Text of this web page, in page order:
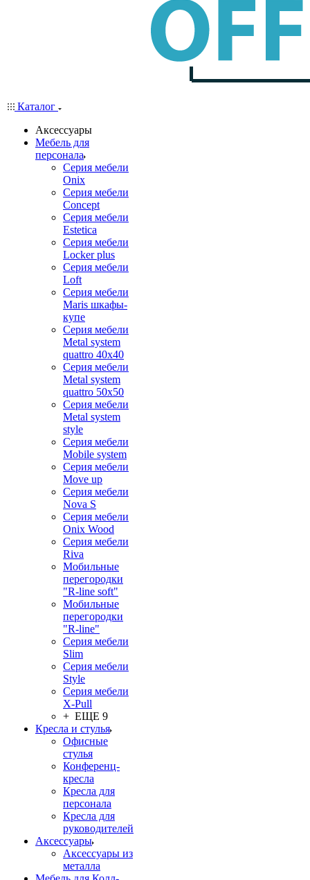
Каталог
Аксессуары
Мебель для
персонала
Серия мебели
Onix
Серия мебели
Concept
Серия мебели
Estetica
Серия мебели
Locker plus
Серия мебели
Loft
Серия мебели
Maris шкафы-
купе
Серия мебели
Metal system
quattro 40x40
Серия мебели
Metal system
quattro 50x50
Серия мебели
Metal system
style
Серия мебели
Mobile system
Серия мебели
Move up
Серия мебели
Nova S
Серия мебели
Onix Wood
Серия мебели
Riva
Мобильные
перегородки
"R-line soft"
Мобильные
перегородки
"R-line"
Серия мебели
Slim
Серия мебели
Style
Серия мебели
X-Pull
+ ЕЩЕ 9
Кресла и стулья
Офисные
стулья
Конференц-
кресла
Кресла для
персонала
Кресла для
руководителей
Аксессуары
Аксессуары из
металла